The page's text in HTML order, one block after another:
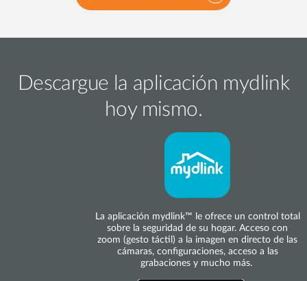
Descargue la aplicación mydlink
hoy mismo.
La aplicación mydlink™ le ofrece un control total
sobre la seguridad de su hogar. Acceso con
zoom (gesto táctil) a la imagen en directo de las
cámaras, configuraciones, acceso a las
grabaciones y mucho más.